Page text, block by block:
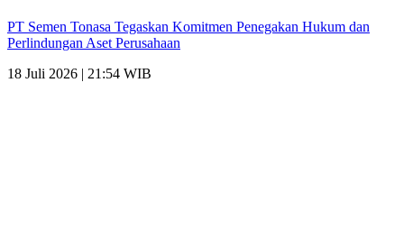
PT Semen Tonasa Tegaskan Komitmen Penegakan Hukum dan
Perlindungan Aset Perusahaan
18 Juli 2026 | 21:54 WIB